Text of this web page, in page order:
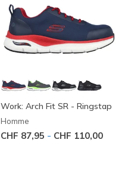
Work: Arch Fit SR - Ringstap
Homme
CHF 87,95 - CHF 110,00